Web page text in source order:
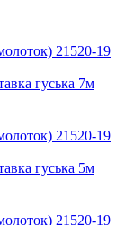
гуська 7м
гуська 5м